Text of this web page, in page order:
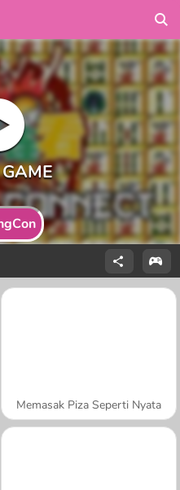
Memasak Piza Seperti Nyata